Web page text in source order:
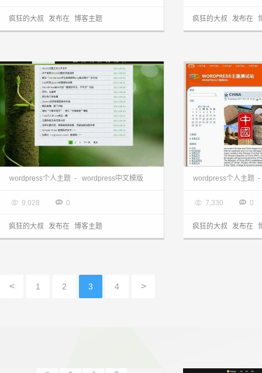
疯狂的大叔 发布在 博客主题 疯狂的大叔 发布在
wordpress中文主题:国人原创wonk主题
wordpress个人主题 - wordpress中文模版
 9,028  0
疯狂的大叔 发布在 博客主题
wordpress主题
wordpress个人主题 -
 7,330  0
疯狂的大叔 发布在
< 1 2 3 4 >